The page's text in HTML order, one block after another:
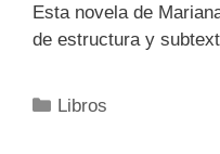
Esta novela de
de estructura y
Categorías
Libros